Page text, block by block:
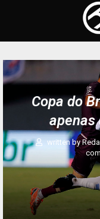
Copa do
apenas
written by